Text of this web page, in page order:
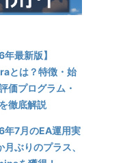
年最新版】
とは？特徴・始
価プログラム・
徹底解説
年7月のEA運用実
ぶりのプラス、